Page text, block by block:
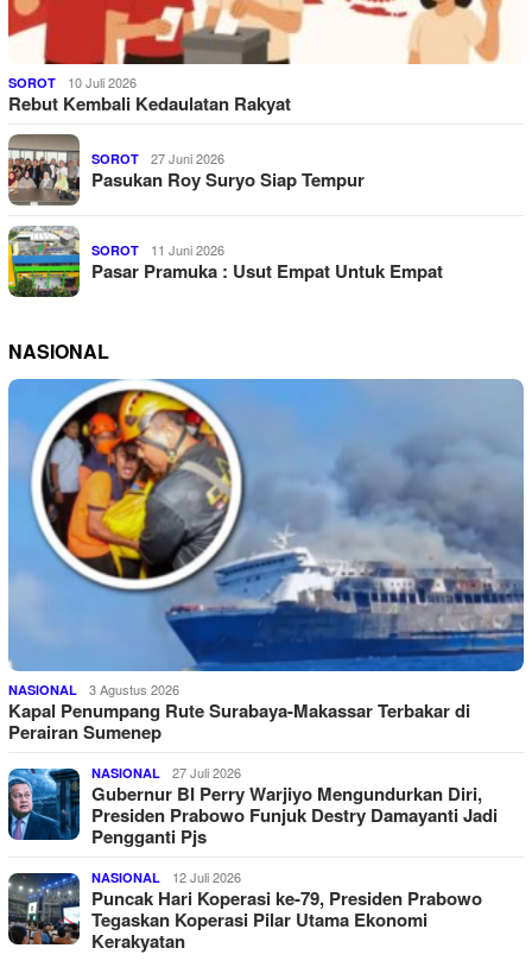
SOROT 10 Juli 2026
Rebut Kembali Kedaulatan Rakyat
SOROT 27 Juni 2026
Pasukan Roy Suryo Siap Tempur
SOROT 11 Juni 2026
Pasar Pramuka : Usut Empat Untuk Empat
NASIONAL
NASIONAL 3 Agustus 2026
Kapal Penumpang Rute Surabaya-Makassar Terbakar di
Perairan Sumenep
NASIONAL 27 Juli 2026
Gubernur BI Perry Warjiyo Mengundurkan Diri,
Presiden Prabowo Funjuk Destry Damayanti Jadi
Pengganti Pjs
NASIONAL 12 Juli 2026
Puncak Hari Koperasi ke-79, Presiden Prabowo
Tegaskan Koperasi Pilar Utama Ekonomi
Kerakyatan